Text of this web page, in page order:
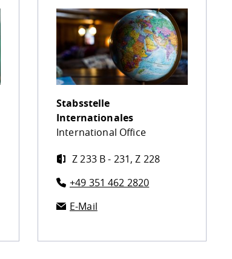
Stabsstelle
Internationales
International Office
Z 233 B - 231, Z 228
+49 351 462 2820
E-Mail